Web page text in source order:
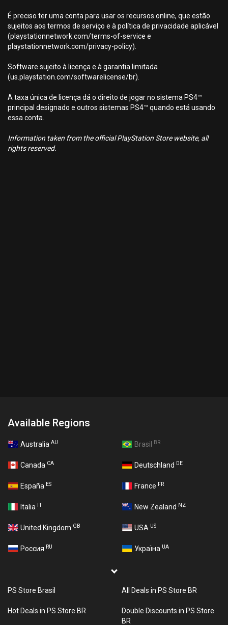
É preciso ter uma conta para usar os recursos online, que estão
sujeitos aos termos de serviço e à política de privacidade aplicável
(playstationnetwork.com/terms-of-service e
playstationnetwork.com/privacy-policy).
Software sujeito à licença e à garantia limitada
(us.playstation.com/softwarelicense/br).
A taxa única de licença dá o direito de jogar no sistema PS4™
principal designado e outros sistemas PS4™ quando está usando
essa conta.
Information taken from the official PlayStation Store website, all
rights reserved.
Available Regions
Australia AU Brasil BR
Canada CA Deutschland DE
España ES France FR
Italia IT New Zealand NZ
United Kingdom GB USA US
Россия RU Україна UA
PS Store Brasil All Deals in PS Store BR
Hot Deals in PS Store BR
Double Discounts in PS Store
BR